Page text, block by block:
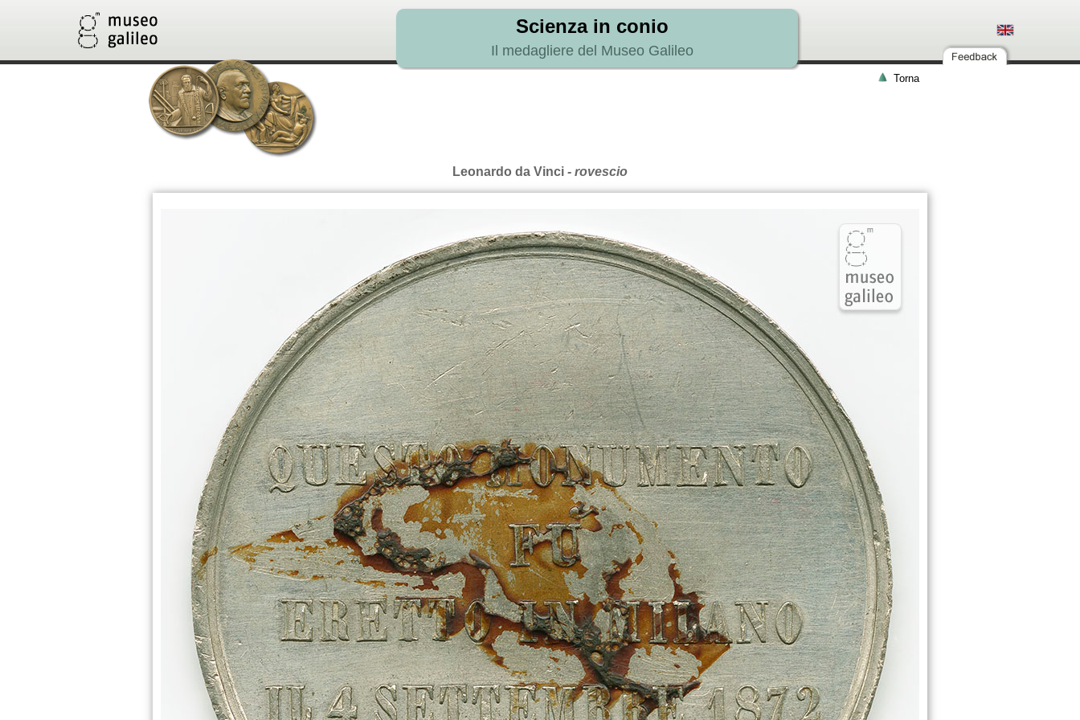
Scienza in conio
Il medagliere del Museo Galileo
Torna
Leonardo da Vinci - rovescio